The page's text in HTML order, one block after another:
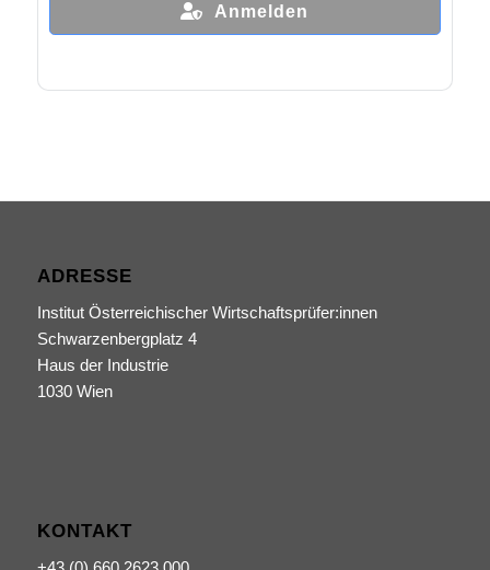
Anmelden
ADRESSE
Institut Österreichischer Wirtschaftsprüfer:innen
Schwarzenbergplatz 4
Haus der Industrie
1030 Wien
KONTAKT